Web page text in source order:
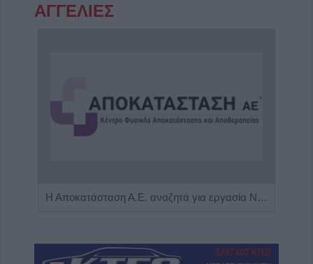
ΑΓΓΕΛΙΕΣ
Η Αποκατάσταση Α.Ε. αναζητά για εργασία Νοσηλευτές και Βοηθούς Νοσηλευτές